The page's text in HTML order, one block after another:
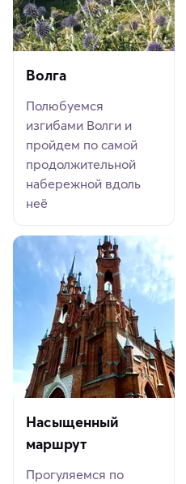
Волга
Полюбуемся
изгибами Волги и
пройдем по самой
продолжительной
набережной вдоль
неё
Насыщенный
маршрут
Прогуляемся по